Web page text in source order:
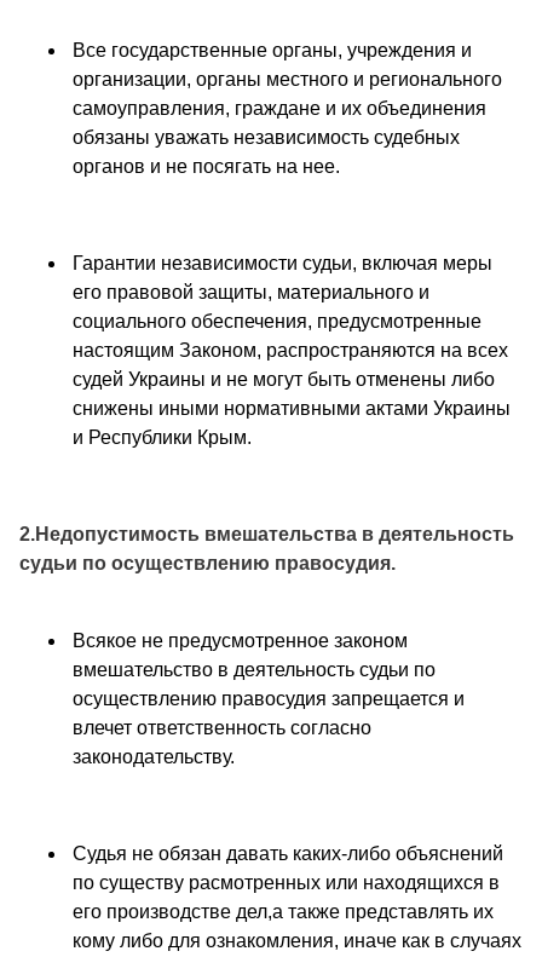
Все государственные органы, учреждения и
организации, органы местного и регионального
самоуправления, граждане и их объединения
обязаны уважать независимость судебных
органов и не посягать на нее.
Гарантии независимости судьи, включая меры
его правовой защиты, материального и
социального обеспечения, предусмотренные
настоящим Законом, распространяются на всех
судей Украины и не могут быть отменены либо
снижены иными нормативными актами Украины
и Республики Крым.
2.Недопустимость вмешательства в деятельность
судьи по осуществлению правосудия.
Всякое не предусмотренное законом
вмешательство в деятельность судьи по
осуществлению правосудия запрещается и
влечет ответственность согласно
законодательству.
Судья не обязан давать каких-либо объяснений
по существу расмотренных или находящихся в
его производстве дел,а также представлять их
кому либо для ознакомления, иначе как в случаях